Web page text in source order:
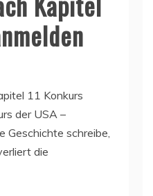
11 Konkurs
der USA –
Geschichte schreibe,
die